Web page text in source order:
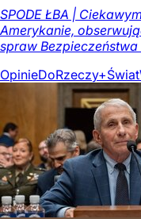
SPODE ŁBA |
Amerykanie,
spraw Bezpieczeństwa
OpinieDoRzeczy+Świat